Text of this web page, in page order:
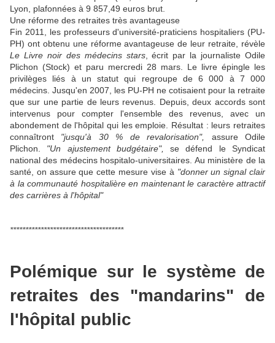
Lyon, plafonnées à 9 857,49 euros brut.
Une réforme des retraites très avantageuse
Fin 2011, les professeurs d'université-praticiens hospitaliers (PU-
PH) ont obtenu une réforme avantageuse de leur retraite, révèle
Le Livre noir des médecins stars, écrit par la journaliste Odile
Plichon (Stock) et paru mercredi 28 mars. Le livre épingle les
privilèges liés à un statut qui regroupe de 6 000 à 7 000
médecins. Jusqu'en 2007, les PU-PH ne cotisaient pour la retraite
que sur une partie de leurs revenus. Depuis, deux accords sont
intervenus pour compter l'ensemble des revenus, avec un
abondement de l'hôpital qui les emploie. Résultat : leurs retraites
connaîtront "jusqu'à 30 % de revalorisation",
assure Odile
Plichon. "Un ajustement budgétaire",
se défend le Syndicat
national des médecins hospitalo-universitaires. Au ministère de la
santé, on assure que cette mesure vise à "donner un signal clair
à la communauté hospitalière en maintenant le caractère attractif
des carrières à l'hôpital"
*************************************
Polémique sur le système de
retraites des "mandarins" de
l'hôpital public